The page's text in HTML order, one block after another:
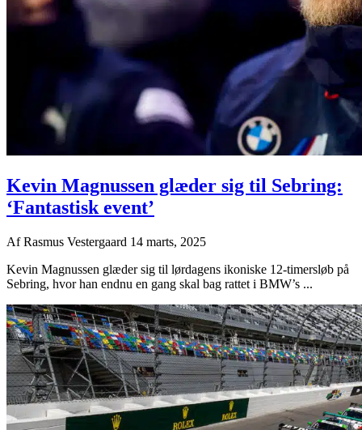
Kevin Magnussen glæder sig til Sebring:
‘Fantastisk event’
AfRasmus Vestergaard 14 marts, 2025
Kevin Magnussen glæder sig til lørdagens ikoniske 12-timersløb på
Sebring, hvor han endnu en gang skal bag rattet i BMW’s ...